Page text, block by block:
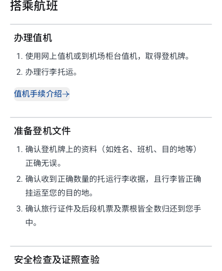
搭乘航班
办理值机
1 . 使用网上值机或到机场柜台值机，取得登机牌。
2. 办理行李托运。
值机手续介绍
准备登机文件
1 . 确认登机牌上的资料（如姓名、班机、目的地等）
正确无误。
2. 确认收到正确数量的托运行李收据，且行李皆正确
挂运至您的目的地。
3. 确认旅行证件及后段机票及票根皆全数归还到您手
中。
安全检查及证照查验